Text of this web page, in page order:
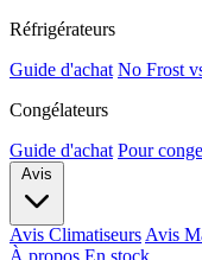
Réfrigérateurs
Guide d'achat No Frost
Congélateurs
Guide d'achat Pour
Avis Climatiseurs Avis
À propos En stock